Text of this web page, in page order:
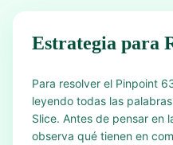
Estrategia para
Para resolver el Pinpoint
leyendo todas las
Slice. Antes de pensar en
observa qué tienen en